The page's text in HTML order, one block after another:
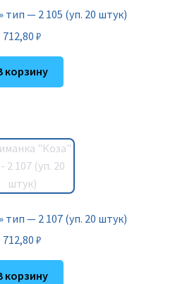
тип — 2 105 (уп. 20 штук)
712,80 ₽
корзину
тип — 2 107 (уп. 20 штук)
712,80 ₽
корзину